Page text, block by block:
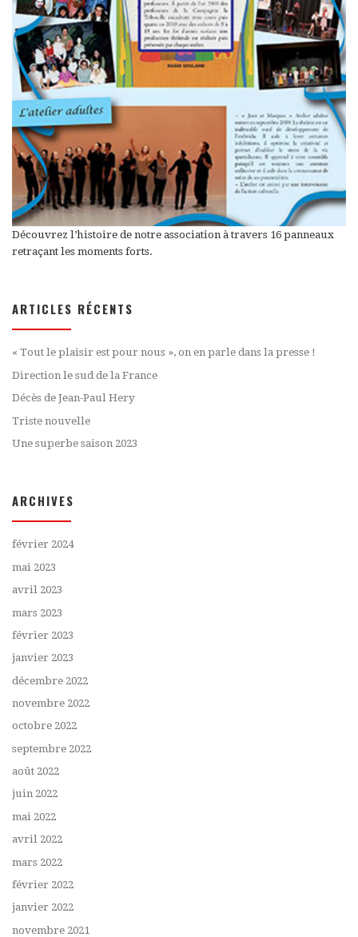
Découvrez l’histoire de notre association à travers 16 panneaux
retraçant les moments forts.
ARTICLES RÉCENTS
« Tout le plaisir est pour nous », on en parle dans la presse !
Direction le sud de la France
Décès de Jean-Paul Hery
Triste nouvelle
Une superbe saison 2023
ARCHIVES
février 2024
mai 2023
avril 2023
mars 2023
février 2023
janvier 2023
décembre 2022
novembre 2022
octobre 2022
septembre 2022
août 2022
juin 2022
mai 2022
avril 2022
mars 2022
février 2022
janvier 2022
novembre 2021